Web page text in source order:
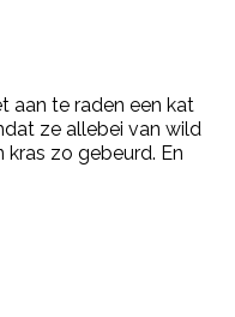
aan te raden een kat
ze allebei van wild
kras zo gebeurd. En